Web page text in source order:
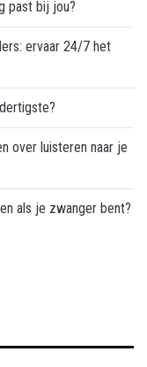
past bij jou?
ervaar 24/7 het
over luisteren naar je
als je zwanger bent?